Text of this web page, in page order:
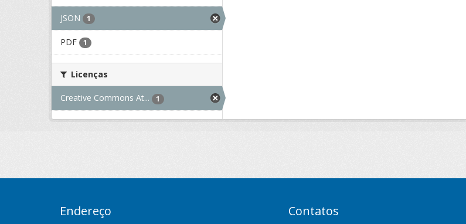
JSON 1
PDF 1
Licenças
Creative Commons At... 1
Endereço Contatos